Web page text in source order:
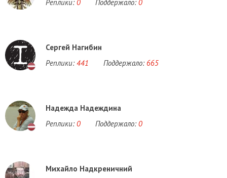
Реплики: 0 Поддержало: 0
Сергей Нагибин
Реплики: 441 Поддержало: 665
Надежда Надеждина
Реплики: 0 Поддержало: 0
Михайло Надкреничний